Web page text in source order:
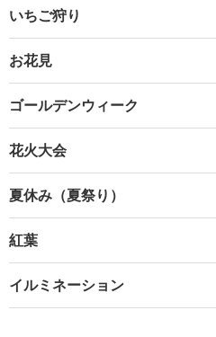
いちご狩り
お花見
ゴールデンウィーク
花火大会
夏休み（夏祭り）
紅葉
イルミネーション